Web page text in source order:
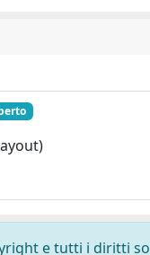
e tutti i diritti